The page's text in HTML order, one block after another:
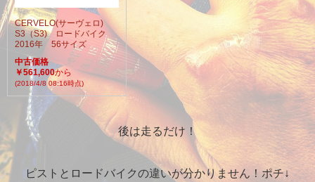
CERVELO(サーヴェロ)
S3（S3) ロードバイク
2016年 56サイズ
中古価格
￥561,600から
(2018/4/8 08:16時点)
後は走るだけ！
ピストとロードバイクの違いが分かりません！ポチ↓